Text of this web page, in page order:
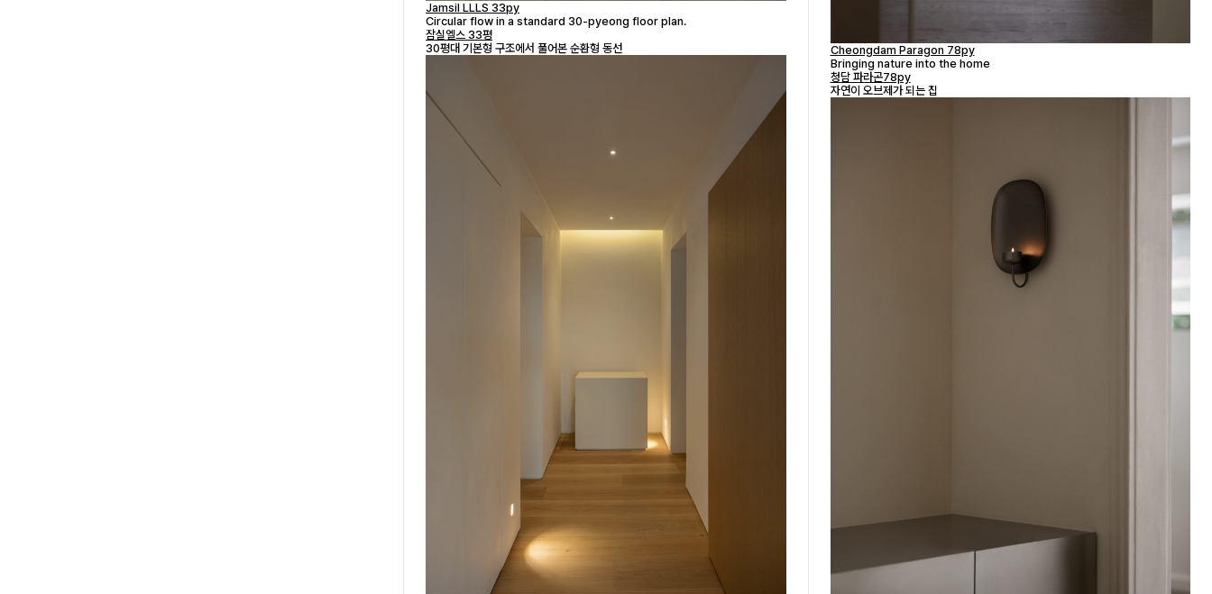
Jamsil LLLS 33py
Circular flow in a standard 30-pyeong floor plan.
잠실엘스 33평
30평대 기본형 구조에서 풀어본 순환형 동선
Cheongdam Paragon 78py
Bringing nature into the home
청담 파라곤78py
자연이 오브제가 되는 집